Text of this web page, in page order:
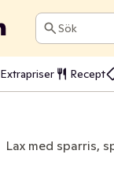
Sök
Extrapriser Recept
Lax med sparris,